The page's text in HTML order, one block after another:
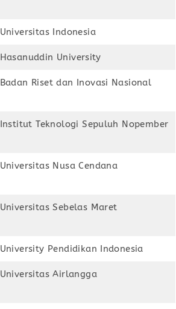
Universitas Indonesia
Hasanuddin University
Badan Riset dan Inovasi Nasional
Institut Teknologi Sepuluh Nopember
Universitas Nusa Cendana
Universitas Sebelas Maret
University Pendidikan Indonesia
Universitas Airlangga